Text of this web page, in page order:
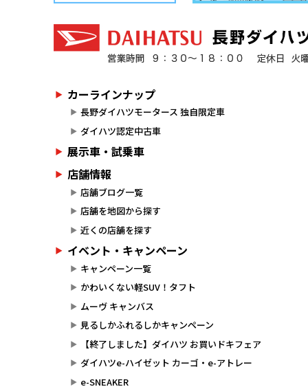
カーラインナップ
長野ダイハツモータース 独自限定車
ダイハツ認定中古車
展示車・試乗車
店舗情報
店舗ブログ一覧
店舗を地図から探す
近くの店舗を探す
イベント・キャンペーン
キャンペーン一覧
かわいくない軽SUV！タフト
ムーヴ キャンバス
見るしかふれるしかキャンペーン
【終了しました】ダイハツ お買いドキフェア
ダイハツe-ハイゼット カーゴ・e-アトレー
e-SNEAKER